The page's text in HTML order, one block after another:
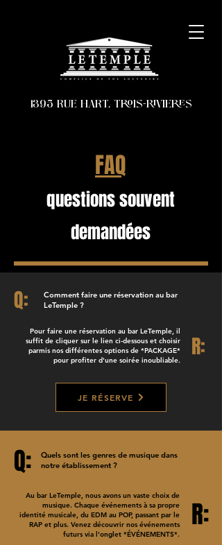
1395 RUE HART, TROIS-RIVIERES
FAQ
questions souvent
demandées
Q:
Comment faire une réservation au bar
LeTemple ?
Pour faire une réservation au bar LeTemple, il
suffit de cliquer sur le lien ci-dessous et choisir
parmis nos différentes options de *PACKAGE*
pour profiter d'une soirée inoubliable.
R:
JE RÉSERVE
Q:
Quels sont les genres de musique dans
notre établissement ?
Au bar LeTemple, nous avons un vaste choix de
musique. Chaque événements à sa propre
identité musicale, du EDM au POP, passant par le
RAP et plus. Venez découvrir nos événements
futurs via l'onglet *ÉVÉNEMENTS*.
R: